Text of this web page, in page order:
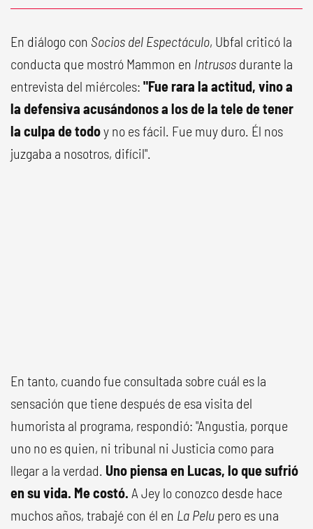
En diálogo con Socios del Espectáculo, Ubfal criticó la
conducta que mostró Mammon en Intrusos durante la
entrevista del miércoles: "Fue rara la actitud, vino a
la defensiva acusándonos a los de la tele de tener
la culpa de todoy no es fácil. Fue muy duro. Él nos
juzgaba a nosotros, difícil".
En tanto, cuando fue consultada sobre cuál es la
sensación que tiene después de esa visita del
humorista al programa, respondió: "Angustia, porque
uno no es quien, ni tribunal ni Justicia como para
llegar a la verdad. Uno piensa en Lucas, lo que sufrió
en su vida. Me costó. A Jey lo conozco desde hace
muchos años, trabajé con él en La Pelu pero es una